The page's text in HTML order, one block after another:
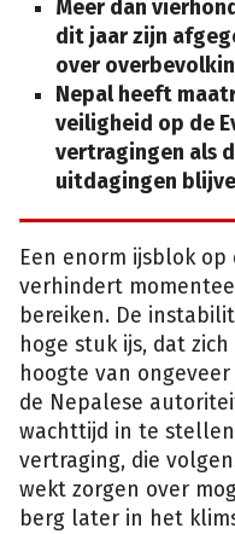
Meer dan
dit jaar zijn
over
Nepal heeft
veiligheid op de
vertragingen als
uitdagingen
Een enorm ijsblok op
verhindert
bereiken. De
hoge stuk ijs, dat
hoogte van
de Nepalese
wachttijd in te
vertraging, die
wekt zorgen over
berg later in het